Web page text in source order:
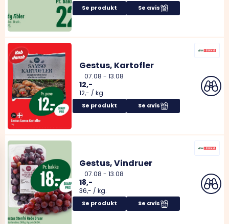
Se produkt Se avis
Gestus, Kartofler
07.08 - 13.08
12,-
12,- / kg.
Se produkt Se avis
Gestus, Vindruer
07.08 - 13.08
18,-
36,- / kg.
Se produkt Se avis